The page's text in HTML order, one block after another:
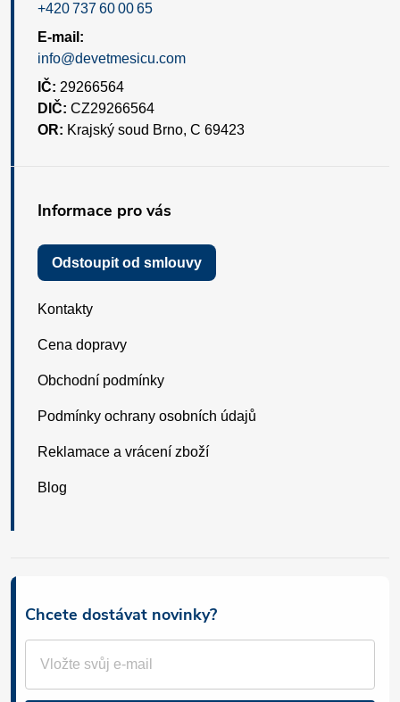
+420 737 60 00 65
E-mail:
info@devetmesicu.com
IČ: 29266564
DIČ: CZ29266564
OR: Krajský soud Brno, C 69423
Informace pro vás
Odstoupit od smlouvy
Kontakty
Cena dopravy
Obchodní podmínky
Podmínky ochrany osobních údajů
Reklamace a vrácení zboží
Blog
Chcete dostávat novinky?